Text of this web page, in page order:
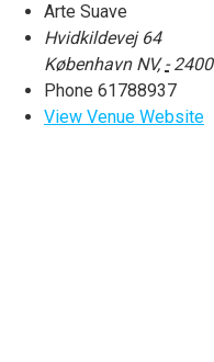
Arte Suave
Hvidkildevej 64
København NV, - 2400
Phone 61788937
View Venue Website